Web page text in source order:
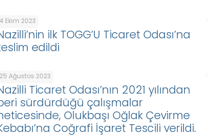
4 Ekim 2023
ilk TOGG’U Ticaret Odası’na
edildi
25 Ağustos 2023
Ticaret Odası’nın 2021 yılından
sürdürdüğü çalışmalar
Olukbaşı Oğlak Çevirme
Coğrafi İşaret Tescili verildi.